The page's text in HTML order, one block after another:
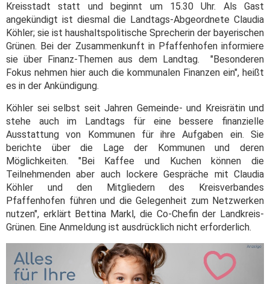
Kreisstadt statt und beginnt um 15.30 Uhr. Als Gast
angekündigt ist diesmal die Landtags-Abgeordnete Claudia
Köhler; sie ist haushaltspolitische Sprecherin der bayerischen
Grünen. Bei der Zusammenkunft in Pfaffenhofen informiere
sie über Finanz-Themen aus dem Landtag. "Besonderen
Fokus nehmen hier auch die kommunalen Finanzen ein", heißt
es in der Ankündigung.
Köhler sei selbst seit Jahren Gemeinde- und Kreisrätin und
stehe auch im Landtags für eine bessere finanzielle
Ausstattung von Kommunen für ihre Aufgaben ein. Sie
berichte über die Lage der Kommunen und deren
Möglichkeiten. "Bei Kaffee und Kuchen können die
Teilnehmenden aber auch lockere Gespräche mit Claudia
Köhler und den Mitgliedern des Kreisverbandes
Pfaffenhofen führen und die Gelegenheit zum Netzwerken
nutzen", erklärt Bettina Markl, die Co-Chefin der Landkreis-
Grünen. Eine Anmeldung ist ausdrücklich nicht erforderlich.